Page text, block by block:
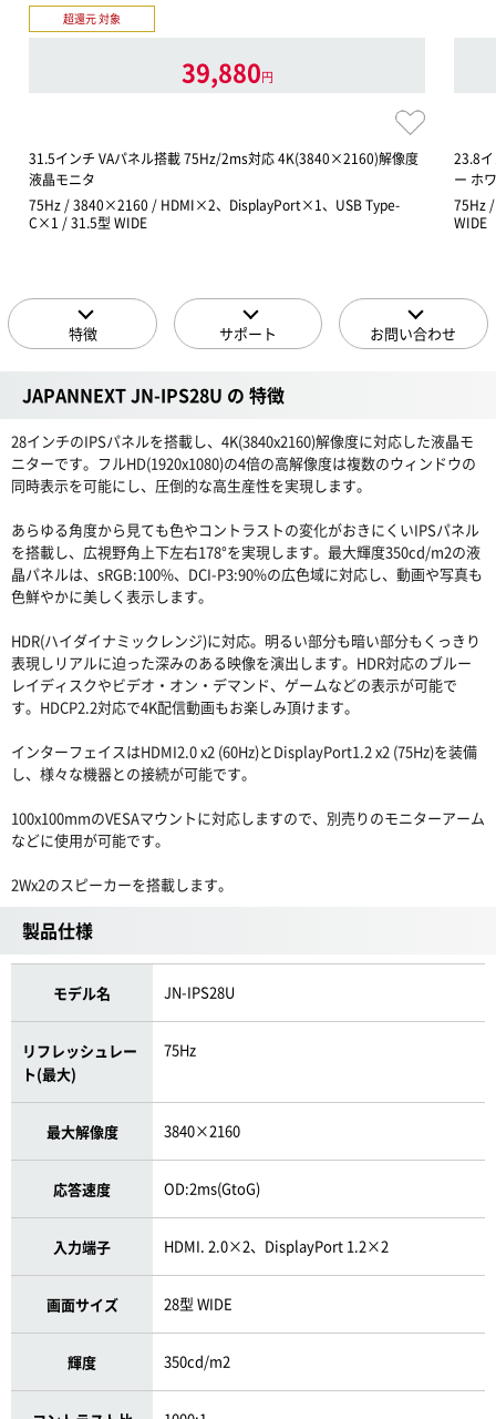
超還元 対象
39,880円
31.5インチ VAパネル搭載 75Hz/2ms対応 4K(3840×2160)解像度
液晶モニタ
75Hz / 3840×2160 / HDMI×2、DisplayPort×1、USB Type-
C×1 / 31.5型 WIDE
23.8
ー ホ
75Hz
WIDE
特徴 サポート お問い合わせ
JAPANNEXT JN-IPS28U の 特徴
28インチのIPSパネルを搭載し、4K(3840x2160)解像度に対応した液晶モ
ニターです。フルHD(1920x1080)の4倍の高解像度は複数のウィンドウの
同時表示を可能にし、圧倒的な高生産性を実現します。
あらゆる角度から見ても色やコントラストの変化がおきにくいIPSパネル
を搭載し、広視野角上下左右178°を実現します。最大輝度350cd/m2の液
晶パネルは、sRGB:100%、DCI-P3:90%の広色域に対応し、動画や写真も
色鮮やかに美しく表示します。
HDR(ハイダイナミックレンジ)に対応。明るい部分も暗い部分もくっきり
表現しリアルに迫った深みのある映像を演出します。HDR対応のブルー
レイディスクやビデオ・オン・デマンド、ゲームなどの表示が可能で
す。HDCP2.2対応で4K配信動画もお楽しみ頂けます。
インターフェイスはHDMI2.0 x2 (60Hz)とDisplayPort1.2 x2 (75Hz)を装備
し、様々な機器との接続が可能です。
100x100mmのVESAマウントに対応しますので、別売りのモニターアーム
などに使用が可能です。
2Wx2のスピーカーを搭載します。
製品仕様
モデル名 JN-IPS28U
リフレッシュレー
ト(最大)
75Hz
最大解像度 3840×2160
応答速度 OD:2ms(GtoG)
入力端子 HDMI. 2.0×2、DisplayPort 1.2×2
画面サイズ 28型 WIDE
輝度 350cd/m2